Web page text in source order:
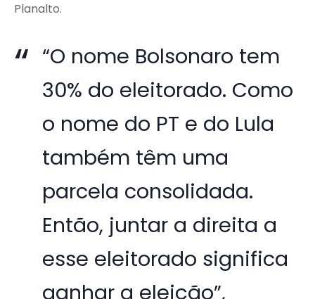
Planalto.
“O nome Bolsonaro tem
30% do eleitorado. Como
o nome do PT e do Lula
também têm uma
parcela consolidada.
Então, juntar a direita a
esse eleitorado significa
ganhar a eleição”,